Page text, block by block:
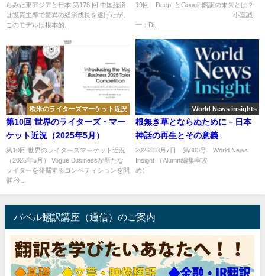
らみた東アジアと日本 第178 回 中国経済
は投資主導で驚異の経済成長を遂げたが、
このモデルは根本的...
19回 DeepLとGoogle翻訳の未来とは？
小室誠
一：Di...
欧米のライターズマーケット近況
第10回 世界のライターズ・マー
ケット近況（2025年5月）
第10回 世界のライターズマーケット近況
（2025年5月） Vogue Businessが新たな
ライターを発掘するコンペティションを開
催 今...
World News insights
根無き草とならぬために－日本
神話の再生とその意義
2026年3月7日 第383号 World News
Insight （Alumni編集室改
め）
バベル翻訳講座（通信）のご案内